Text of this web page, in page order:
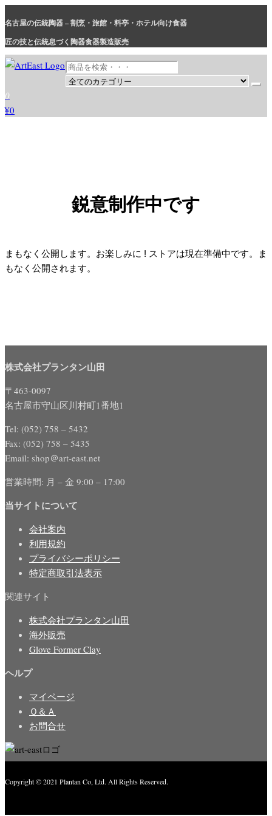
ン
テ
ン
ツ
ス
キ
名古屋の伝統陶器 – 割烹・旅館・料亭・ホテル向け食器
匠の技と伝統息づく陶器食器製造販売
和食器・洋食器通販｜割烹・旅館・料亭・ホテル等業務用卸販売
業務用から個人用まで、おしゃれでかわいい和食器・洋食器はま
とめ買いがお得です。
0
¥0
鋭意制作中です
まもなく公開します。お楽しみに ! ストアは現在準備中です。ま
もなく公開されます。
株式会社プランタン山田
〒463-0097
名古屋市守山区川村町1番地1
Tel: (052) 758 – 5432
Fax: (052) 758 – 5435
Email: shop＠art-east.net
営業時間: 月 – 金 9:00 – 17:00
当サイトについて
会社案内
利用規約
プライバシーポリシー
特定商取引法表示
関連サイト
株式会社プランタン山田
海外販売
Glove Former Clay
ヘルプ
マイページ
Ｑ＆Ａ
お問合せ
Copyright © 2021 Plantan Co, Ltd. All Rights Reserved.